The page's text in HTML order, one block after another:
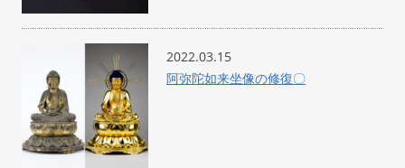
2022.03.15
阿弥陀如来坐像の修復〇